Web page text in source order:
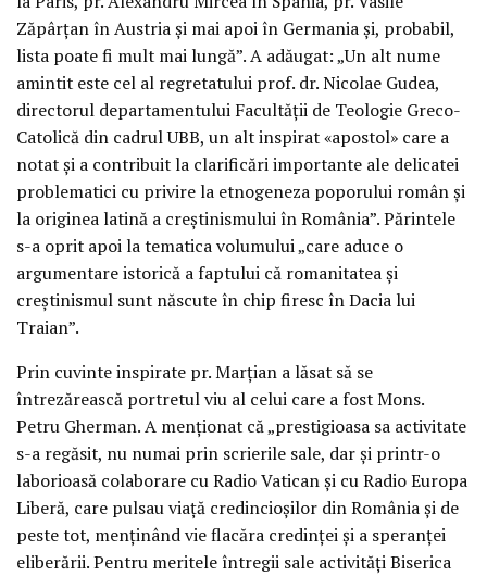
Zăpârțan în Austria și mai apoi în Germania și, probabil,
lista poate fi mult mai lungă”. A adăugat: „Un alt nume
amintit este cel al regretatului prof. dr. Nicolae Gudea,
directorul departamentului Facultății de Teologie Greco-
Catolică din cadrul UBB, un alt inspirat «apostol» care a
notat și a contribuit la clarificări importante ale delicatei
problematici cu privire la etnogeneza poporului român și
la originea latină a creștinismului în România”. Părintele
s-a oprit apoi la tematica volumului „care aduce o
argumentare istorică a faptului că romanitatea și
creștinismul sunt născute în chip firesc în Dacia lui
Traian”.
Prin cuvinte inspirate pr. Marțian a lăsat să se
întrezărească portretul viu al celui care a fost Mons.
Petru Gherman. A menționat că „prestigioasa sa activitate
s-a regăsit, nu numai prin scrierile sale, dar și printr-o
laborioasă colaborare cu Radio Vatican și cu Radio Europa
Liberă, care pulsau viață credincioșilor din România și de
peste tot, menținând vie flacăra credinței și a speranței
eliberării. Pentru meritele întregii sale activități Biserica